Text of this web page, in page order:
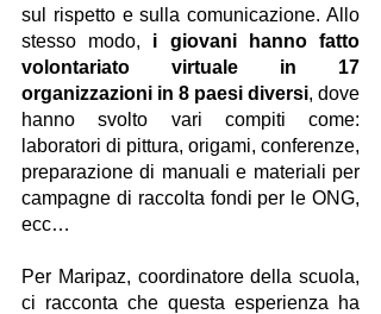
sul rispetto e sulla comunicazione. Allo
stesso modo, i giovani hanno fatto
volontariato virtuale in 17
organizzazioni in 8 paesi diversi, dove
hanno svolto vari compiti come:
laboratori di pittura, origami, conferenze,
preparazione di manuali e materiali per
campagne di raccolta fondi per le ONG,
ecc…
Per Maripaz, coordinatore della scuola,
ci racconta che questa esperienza ha